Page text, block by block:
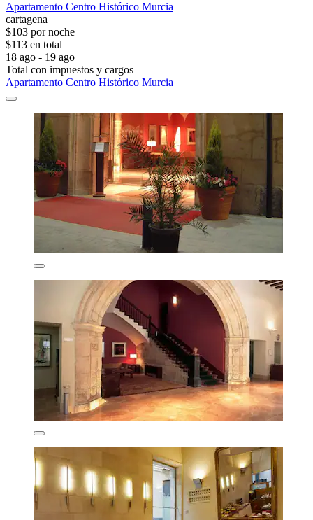
Apartamento Centro Histórico Murcia
cartagena
$103 por noche
$113 en total
18 ago - 19 ago
Total con impuestos y cargos
Apartamento Centro Histórico Murcia